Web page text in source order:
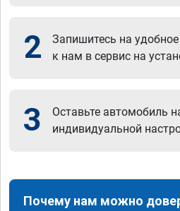
2
Запишитесь на
к нам в сервис на
3
Оставьте автомобиль
индивидуальной
Почему нам можно